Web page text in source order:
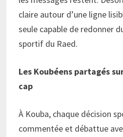
claire autour d’une ligne
seule capable de redonner
sportif du Raed.
Les Koubéens partagés
cap
À Kouba, chaque décision
commentée et débattue